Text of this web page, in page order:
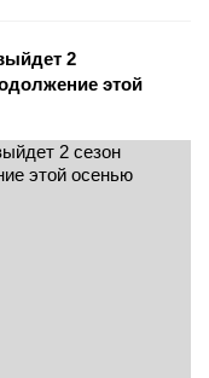
2
этой